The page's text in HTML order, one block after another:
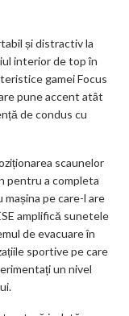
și distractiv la
interior de top în
gamei Focus
pune accent atât
de condus cu
scaunelor
pentru a completa
pe care-l are
amplifică sunetele
de evacuare în
sportive pe care
un nivel